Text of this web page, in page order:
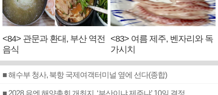
<84> 관문과 환대, 부산 역전
음식
<83> 여름 제주, 벤자리와 독
가시치
■ 해수부 청사, 북항 국제여객터미널 옆에 선다(종합)